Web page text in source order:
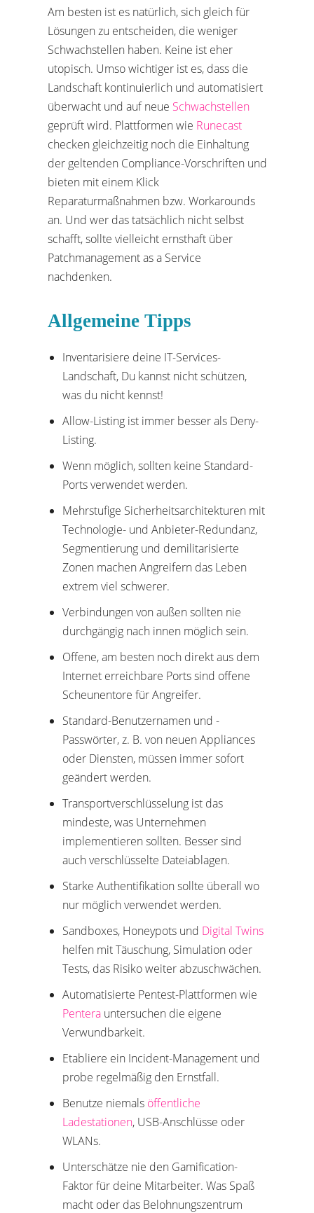
Am besten ist es natürlich, sich gleich für
Lösungen zu entscheiden, die weniger
Schwachstellen haben. Keine ist eher
utopisch. Umso wichtiger ist es, dass die
Landschaft kontinuierlich und automatisiert
überwacht und auf neue Schwachstellen
geprüft wird. Plattformen wie Runecast
checken gleichzeitig noch die Einhaltung
der geltenden Compliance-Vorschriften und
bieten mit einem Klick
Reparaturmaßnahmen bzw. Workarounds
an. Und wer das tatsächlich nicht selbst
schafft, sollte vielleicht ernsthaft über
Patchmanagement as a Service
nachdenken.
Allgemeine Tipps
Inventarisiere deine IT-Services-
Landschaft, Du kannst nicht schützen,
was du nicht kennst!
Allow-Listing ist immer besser als Deny-
Listing.
Wenn möglich, sollten keine Standard-
Ports verwendet werden.
Mehrstufige Sicherheitsarchitekturen mit
Technologie- und Anbieter-Redundanz,
Segmentierung und demilitarisierte
Zonen machen Angreifern das Leben
extrem viel schwerer.
Verbindungen von außen sollten nie
durchgängig nach innen möglich sein.
Offene, am besten noch direkt aus dem
Internet erreichbare Ports sind offene
Scheunentore für Angreifer.
Standard-Benutzernamen und -
Passwörter, z. B. von neuen Appliances
oder Diensten, müssen immer sofort
geändert werden.
Transportverschlüsselung ist das
mindeste, was Unternehmen
implementieren sollten. Besser sind
auch verschlüsselte Dateiablagen.
Starke Authentifikation sollte überall wo
nur möglich verwendet werden.
Sandboxes, Honeypots und Digital Twins
helfen mit Täuschung, Simulation oder
Tests, das Risiko weiter abzuschwächen.
Automatisierte Pentest-Plattformen wie
Pentera untersuchen die eigene
Verwundbarkeit.
Etabliere ein Incident-Management und
probe regelmäßig den Ernstfall.
Benutze niemals öffentliche
Ladestationen, USB-Anschlüsse oder
WLANs.
Unterschätze nie den Gamification-
Faktor für deine Mitarbeiter. Was Spaß
macht oder das Belohnungszentrum